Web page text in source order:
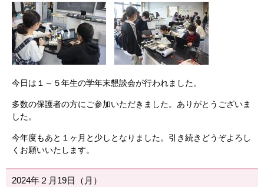
今日は１～５年生の学年末懇談会が行われました。
多数の保護者の方にご参加いただきました。ありがとうございま
した。
今年度もあと１ヶ月と少しとなりました。引き続きどうぞよろし
くお願いいたします。
2024年２月19日（月）